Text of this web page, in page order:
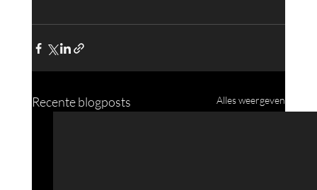
Recente blogposts Alles weergeven